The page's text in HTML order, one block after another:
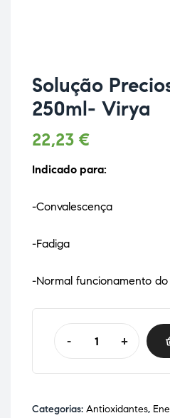
Solução
250ml- Virya
22,23 €
Indicado para:
-Convalescença
-Fadiga
-Normal funcionamento
- +
Categorias: Antioxidantes,